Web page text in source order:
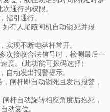
通行的权限。
指引通行。
有人尾随闸机自动锁死并报
实现不断电落杆常开。
次接收合法信号时，检测最后一
度。(此功能可拨码选择)
自动发出报警提示。
闸杆即自动锁死且发出报警，
杆自动旋转相应角度后抱死，
动复位。